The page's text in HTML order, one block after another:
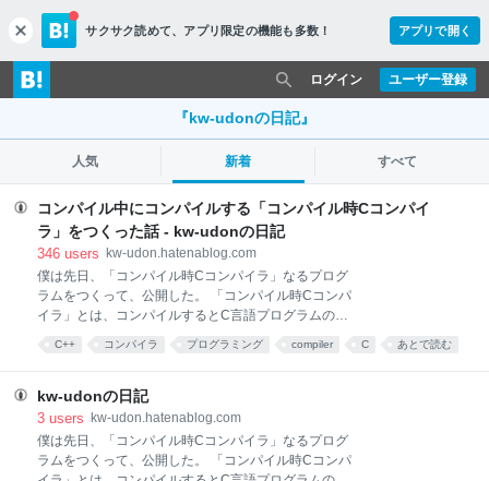
c
l
o
s
サクサク読めて、 アプリ限定の機能も多数！ アプリで開く
ユーザー登録
ログイン
『kw-udonの日記』
人気 新着 すべて
コンパイル中にコンパイルする「コンパイル時Cコンパイ
ラ」をつくった話 - kw-udonの日記
346 users
kw-udon.hatenablog.com
僕は先日、「コンパイル時Cコンパイラ」なるプログ
ラムをつくって、公開した。 「コンパイル時Cコンパ
イラ」とは、コンパイルするとC言語プログラムのコ
ンパイルが行われるというようなC++プログラムであ
る。 C++のコンパイル中に C言語プログラムのコンパ
した #ELVMhttps://t.co/kKiLU3rLFX— うどん
(@kw_udon_) 2016年11月18日 自分で書いておいて
なんだが、「なんのこっちゃ」という感じではある。
(ちゃんと記事中で説明する。) 実際、変なプログラム
ではあるのだが、とても嬉しいことに多くの人に面白
C++ コンパイラ プログラミング compiler C あとで読む
kw-udonの日記
3 users
kw-udon.hatenablog.com
僕は先日、「コンパイル時Cコンパイラ」なるプログ
ラムをつくって、公開した。 「コンパイル時Cコンパ